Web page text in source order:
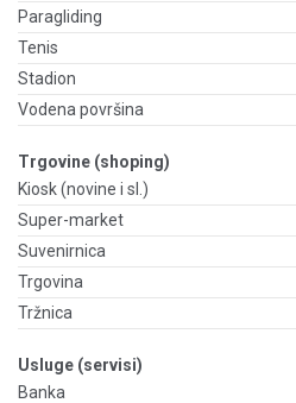
Paragliding
Tenis
Stadion
Vodena površina
Trgovine (shoping)
Kiosk (novine i sl.)
Super-market
Suvenirnica
Trgovina
Tržnica
Usluge (servisi)
Banka